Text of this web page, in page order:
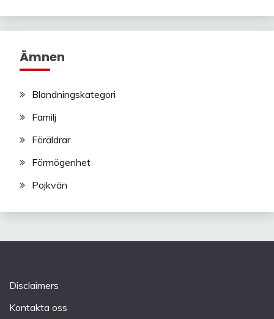
Ämnen
Blandningskategori
Familj
Föräldrar
Förmögenhet
Pojkvän
Disclaimers
Kontakta oss